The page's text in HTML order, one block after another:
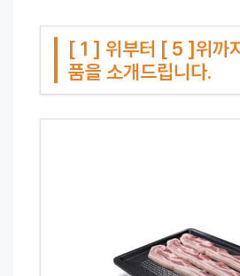
[ 1 ] 위부터 [ 5 ]위까
품을 소개드립니다.